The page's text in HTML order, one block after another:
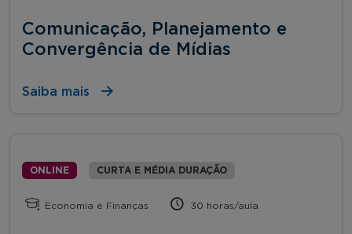
Comunicação, Planejamento e
Convergência de Mídias
Saiba mais
ONLINE CURTA E MÉDIA DURAÇÃO
Economia e Finanças 30 horas/aula